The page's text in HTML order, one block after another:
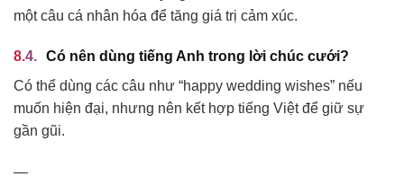
một câu cá nhân hóa để tăng giá trị cảm xúc.
Có nên dùng tiếng Anh trong lời chúc cưới?
Có thể dùng các câu như “happy wedding wishes” nếu
muốn hiện đại, nhưng nên kết hợp tiếng Việt để giữ sự
gần gũi.
—